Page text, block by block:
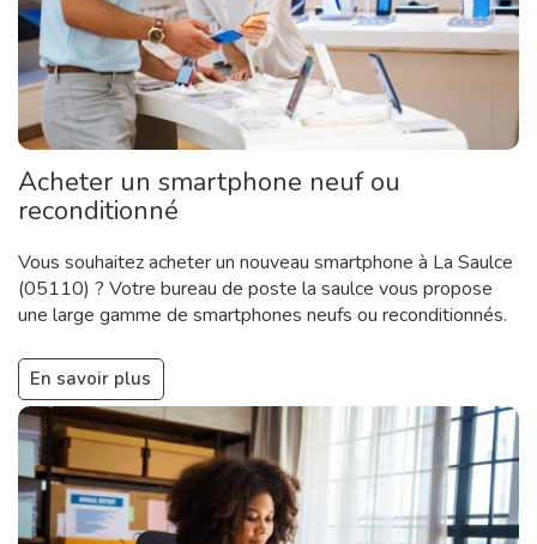
Acheter un smartphone neuf ou
reconditionné
Vous souhaitez acheter un nouveau smartphone à La Saulce
(05110) ? Votre bureau de poste la saulce vous propose
une large gamme de smartphones neufs ou reconditionnés.
En savoir plus